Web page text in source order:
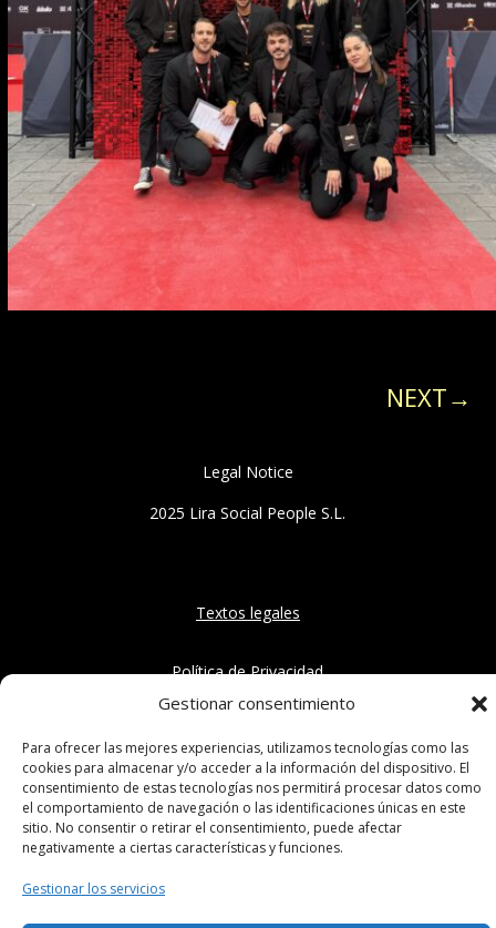
Gestionar consentimiento
Para ofrecer las mejores experiencias, utilizamos tecnologías como las
cookies para almacenar y/o acceder a la información del dispositivo. El
consentimiento de estas tecnologías nos permitirá procesar datos como
el comportamiento de navegación o las identificaciones únicas en este
sitio. No consentir o retirar el consentimiento, puede afectar
negativamente a ciertas características y funciones.
Gestionar los servicios
NEXT→
Legal Notice
2025 Lira Social People S.L.
Textos legales
Política de Privacidad
Aviso Legal
Instagram
Diseño Web